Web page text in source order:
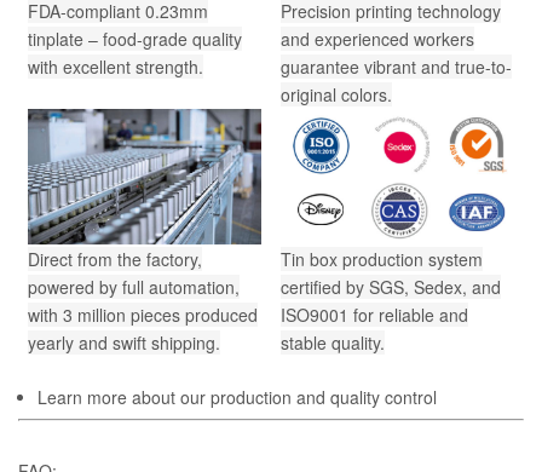
FDA-compliant 0.23mm
tinplate – food-grade quality
with excellent strength.
Precision printing technology
and experienced workers
guarantee vibrant and true-to-
original colors.
Direct from the factory,
powered by full automation,
with 3 million pieces produced
yearly and swift shipping.
Tin box production system
certified by SGS, Sedex, and
ISO9001 for reliable and
stable quality.
Learn more about our production and quality control